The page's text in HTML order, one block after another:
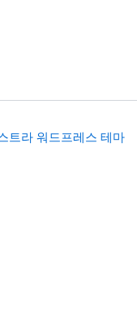
트라 워드프레스 테마